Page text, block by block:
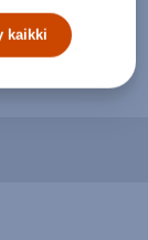
tuotteen ja
kaikki